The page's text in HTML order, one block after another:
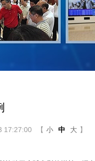
17:27:00 【 小 中 大 】